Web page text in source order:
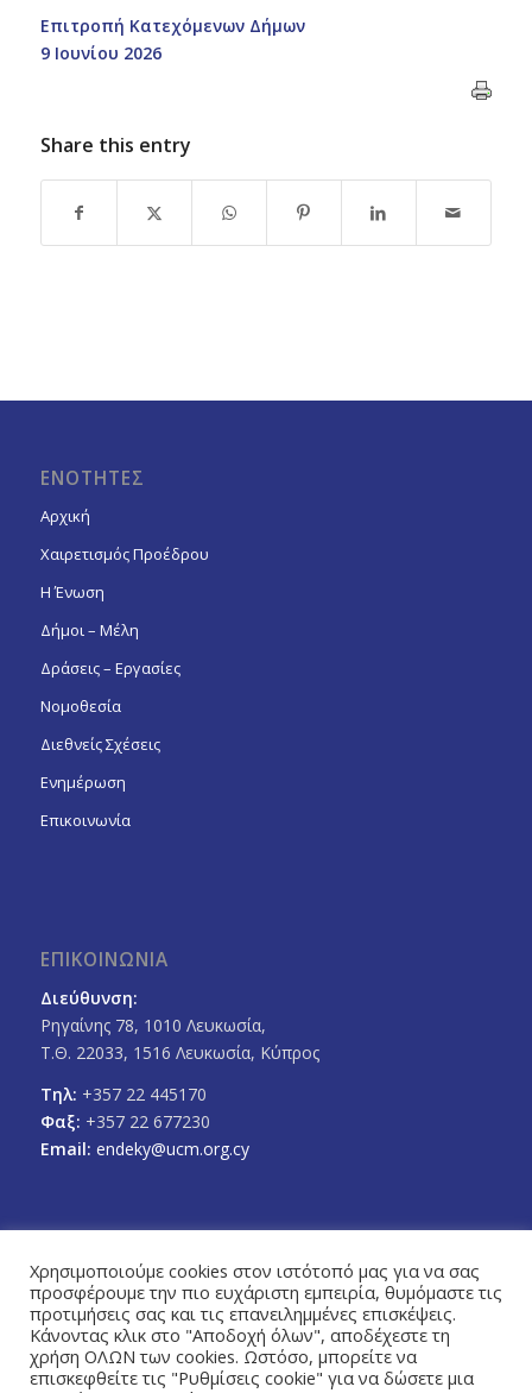
Επιτροπή Κατεχόμενων Δήμων
9 Ιουνίου 2026
Share this entry
ΕΝΟΤΗΤΕΣ
Αρχική
Χαιρετισμός Προέδρου
Η Ένωση
Δήμοι – Μέλη
Δράσεις – Εργασίες
Νομοθεσία
Διεθνείς Σχέσεις
Ενημέρωση
Επικοινωνία
ΕΠΙΚΟΙΝΩΝΙΑ
Διεύθυνση:
Ρηγαίνης 78, 1010 Λευκωσία,
Τ.Θ. 22033, 1516 Λευκωσία, Κύπρος
Τηλ: +357 22 445170
Φαξ: +357 22 677230
Email: endeky@ucm.org.cy
FOLLOW US
Facebook
Twitter
Χρησιμοποιούμε cookies στον ιστότοπό μας για να σας
προσφέρουμε την πιο ευχάριστη εμπειρία, θυμόμαστε τις
προτιμήσεις σας και τις επανειλημμένες επισκέψεις.
Κάνοντας κλικ στο "Αποδοχή όλων", αποδέχεστε τη
χρήση ΟΛΩΝ των cookies. Ωστόσο, μπορείτε να
επισκεφθείτε τις "Ρυθμίσεις cookie" για να δώσετε μια